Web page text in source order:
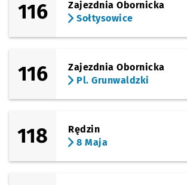
116
Zajezdnia Obornicka
Sołtysowice
116
Zajezdnia Obornicka
Pl. Grunwaldzki
118
Rędzin
8 Maja